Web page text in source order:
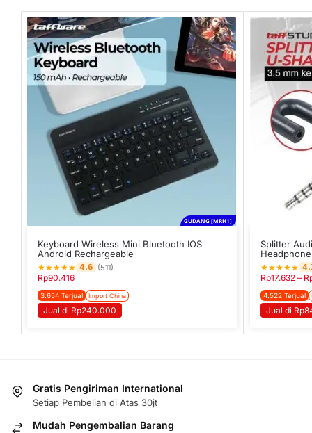
GUDANG [MRH1]
Keyboard Wireless Mini Bluetooth IOS
Android Rechargeable
★★★★★ 4.6 (511)
Rp90.416
3.654 Terjual Import China
Jual di Rp240.000
Splitter
★★★★★
Rp17.632 –
4.522 Terjual
Jual di
Gratis Pengiriman International
Setiap Pembelian di Atas 30jt
Mudah Pengembalian Barang